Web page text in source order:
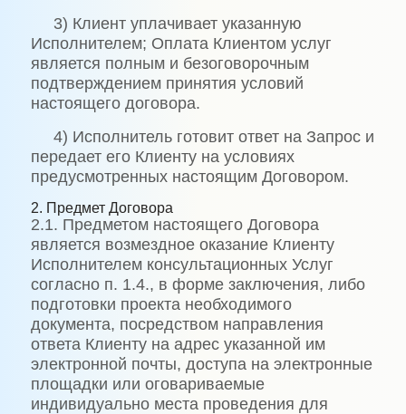
3) Клиент уплачивает указанную
Исполнителем; Оплата Клиентом услуг
является полным и безоговорочным
подтверждением принятия условий
настоящего договора.
4) Исполнитель готовит ответ на Запрос и
передает его Клиенту на условиях
предусмотренных настоящим Договором.
2. Предмет Договора
2.1. Предметом настоящего Договора
является возмездное оказание Клиенту
Исполнителем консультационных Услуг
согласно п. 1.4., в форме заключения, либо
подготовки проекта необходимого
документа, посредством направления
ответа Клиенту на адрес указанной им
электронной почты, доступа на электронные
площадки или оговариваемые
индивидуально места проведения для